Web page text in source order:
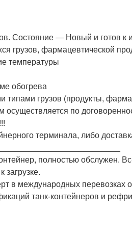
Cостояние — Новый и готов
грузов, фармацевтической
температуры
обогрева
типами грузов (продукты,
осуществляется по
терминала, либо
полностью обслужен.
загрузке.
в международных перевозках
танк-контейнеров и